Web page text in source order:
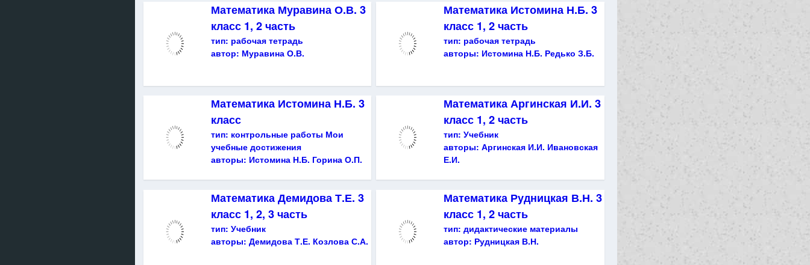
Математика Муравина О.В. 3
класс 1, 2 часть
тип: рабочая тетрадь
автор: Муравина О.В.
Математика Истомина Н.Б. 3
класс 1, 2 часть
тип: рабочая тетрадь
авторы: Истомина Н.Б. Редько З.Б.
Математика Истомина Н.Б. 3
класс
тип: контрольные работы Мои
учебные достижения
авторы: Истомина Н.Б. Горина О.П.
Математика Аргинская И.И. 3
класс 1, 2 часть
тип:Учебник
авторы:Аргинская И.И. Ивановская
Е.И.
Математика Демидова Т.Е. 3
класс 1, 2, 3 часть
тип: Учебник
авторы: Демидова Т.Е. Козлова С.А.
Математика Рудницкая В.Н. 3
класс 1, 2 часть
тип:дидактические материалы
автор: Рудницкая В.Н.